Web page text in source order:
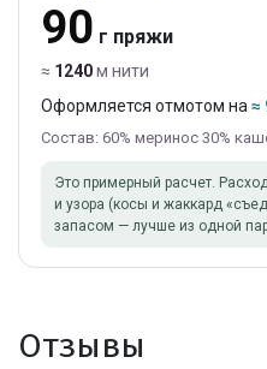
90 г пряжи
≈ 1240м нити
Оформляется отмотом на≈
Состав: 60% меринос 30%
Это примерный расчет.
и узора (косы и жаккард
запасом — лучше из одной
Отзывы